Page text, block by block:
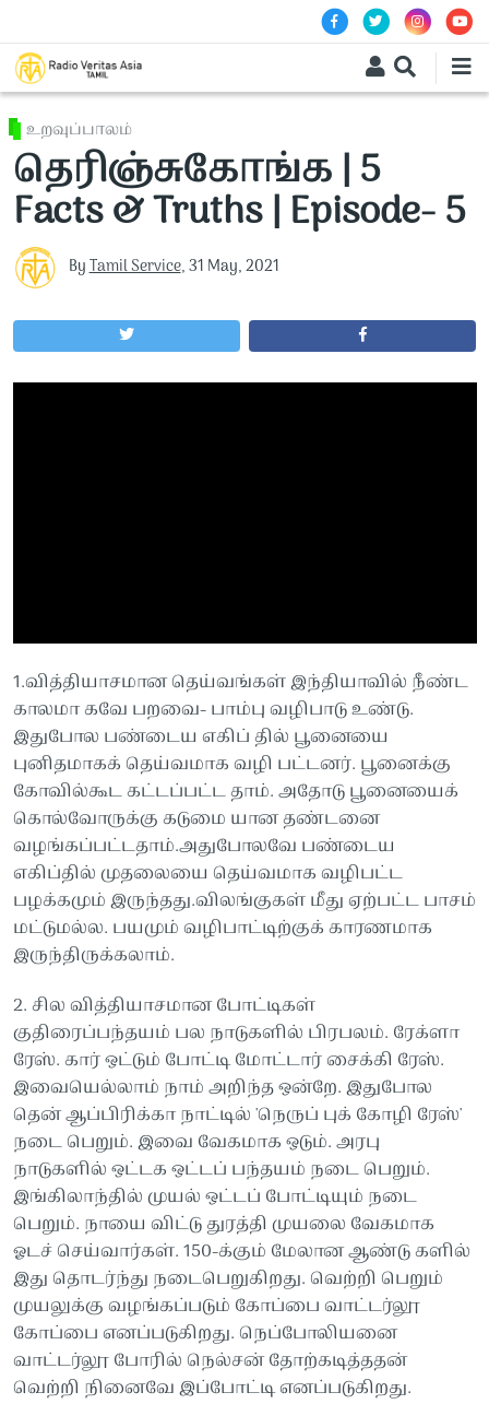
உறவுப்பாலம்
தெரிஞ்சுகோங்க | 5
Facts & Truths | Episode- 5
ByTamil Service,31 May, 2021
1.வித்தியாசமான தெய்வங்கள் இந்தியாவில் நீண்ட
காலமா கவே பறவை- பாம்பு வழிபாடு உண்டு.
இதுபோல பண்டைய எகிப் தில் பூனையை
புனிதமாகக் தெய்வமாக வழி பட்டனர். பூனைக்கு
கோவில்கூட கட்டப்பட்ட தாம். அதோடு பூனையைக்
கொல்வோருக்கு கடுமை யான தண்டனை
வழங்கப்பட்டதாம்.அதுபோலவே பண்டைய
எகிப்தில் முதலையை தெய்வமாக வழிபட்ட
பழக்கமும் இருந்தது.விலங்குகள் மீது ஏற்பட்ட பாசம்
மட்டுமல்ல. பயமும் வழிபாட்டிற்குக் காரணமாக
இருந்திருக்கலாம்.
2. சில வித்தியாசமான போட்டிகள்
குதிரைப்பந்தயம் பல நாடுகளில் பிரபலம். ரேக்ளா
ரேஸ். கார் ஒட்டும் போட்டி மோட்டார் சைக்கி ரேஸ்.
இவையெல்லாம் நாம் அறிந்த ஒன்றே. இதுபோல
தென் ஆப்பிரிக்கா நாட்டில் 'நெருப் புக் கோழி ரேஸ்'
நடை பெறும். இவை வேகமாக ஒடும். அரபு
நாடுகளில் ஒட்டக ஒட்டப் பந்தயம் நடை பெறும்.
இங்கிலாந்தில் முயல் ஒட்டப் போட்டியும் நடை
பெறும். நாயை விட்டு துரத்தி முயலை வேகமாக
ஓடச் செய்வார்கள். 150-க்கும் மேலான ஆண்டு களில்
இது தொடர்ந்து நடைபெறுகிறது. வெற்றி பெறும்
முயலுக்கு வழங்கப்படும் கோப்பை வாட்டர்லூ
கோப்பை எனப்படுகிறது. நெப்போலியனை
வாட்டர்லூ போரில் நெல்சன் தோற்கடித்ததன்
வெற்றி நினைவே இப்போட்டி எனப்படுகிறது.